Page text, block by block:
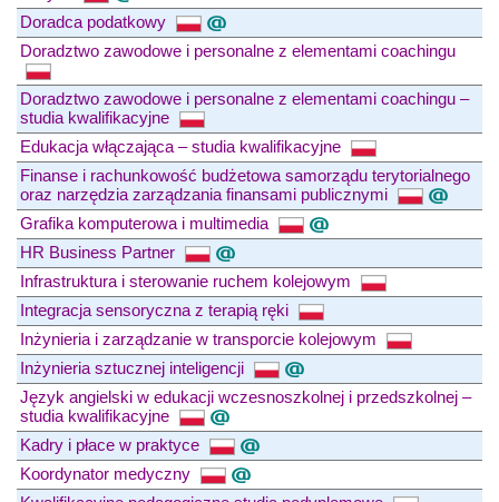
Doradca podatkowy
Doradztwo zawodowe i personalne z elementami coachingu
Doradztwo zawodowe i personalne z elementami coachingu –
studia kwalifikacyjne
Edukacja włączająca – studia kwalifikacyjne
Finanse i rachunkowość budżetowa samorządu terytorialnego
oraz narzędzia zarządzania finansami publicznymi
Grafika komputerowa i multimedia
HR Business Partner
Infrastruktura i sterowanie ruchem kolejowym
Integracja sensoryczna z terapią ręki
Inżynieria i zarządzanie w transporcie kolejowym
Inżynieria sztucznej inteligencji
Język angielski w edukacji wczesnoszkolnej i przedszkolnej –
studia kwalifikacyjne
Kadry i płace w praktyce
Koordynator medyczny